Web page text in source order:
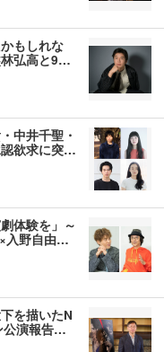
もしれな
林弘高と9…
中井千聖・
認欲求に突…
体験を」～
入野自由…
を描いたN
公演報告…